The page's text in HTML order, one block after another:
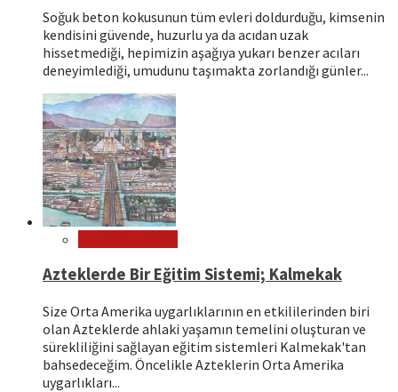
Soğuk beton kokusunun tüm evleri doldurduğu, kimsenin
kendisini güvende, huzurlu ya da acıdan uzak
hissetmediği, hepimizin aşağıya yukarı benzer acıları
deneyimlediği, umudunu taşımakta zorlandığı günler...
Azteklerde Bir Eğitim Sistemi; Kalmekak
Size Orta Amerika uygarlıklarının en etkililerinden biri
olan Azteklerde ahlaki yaşamın temelini oluşturan ve
sürekliliğini sağlayan eğitim sistemleri Kalmekak'tan
bahsedeceğim. Öncelikle Azteklerin Orta Amerika
uygarlıkları...